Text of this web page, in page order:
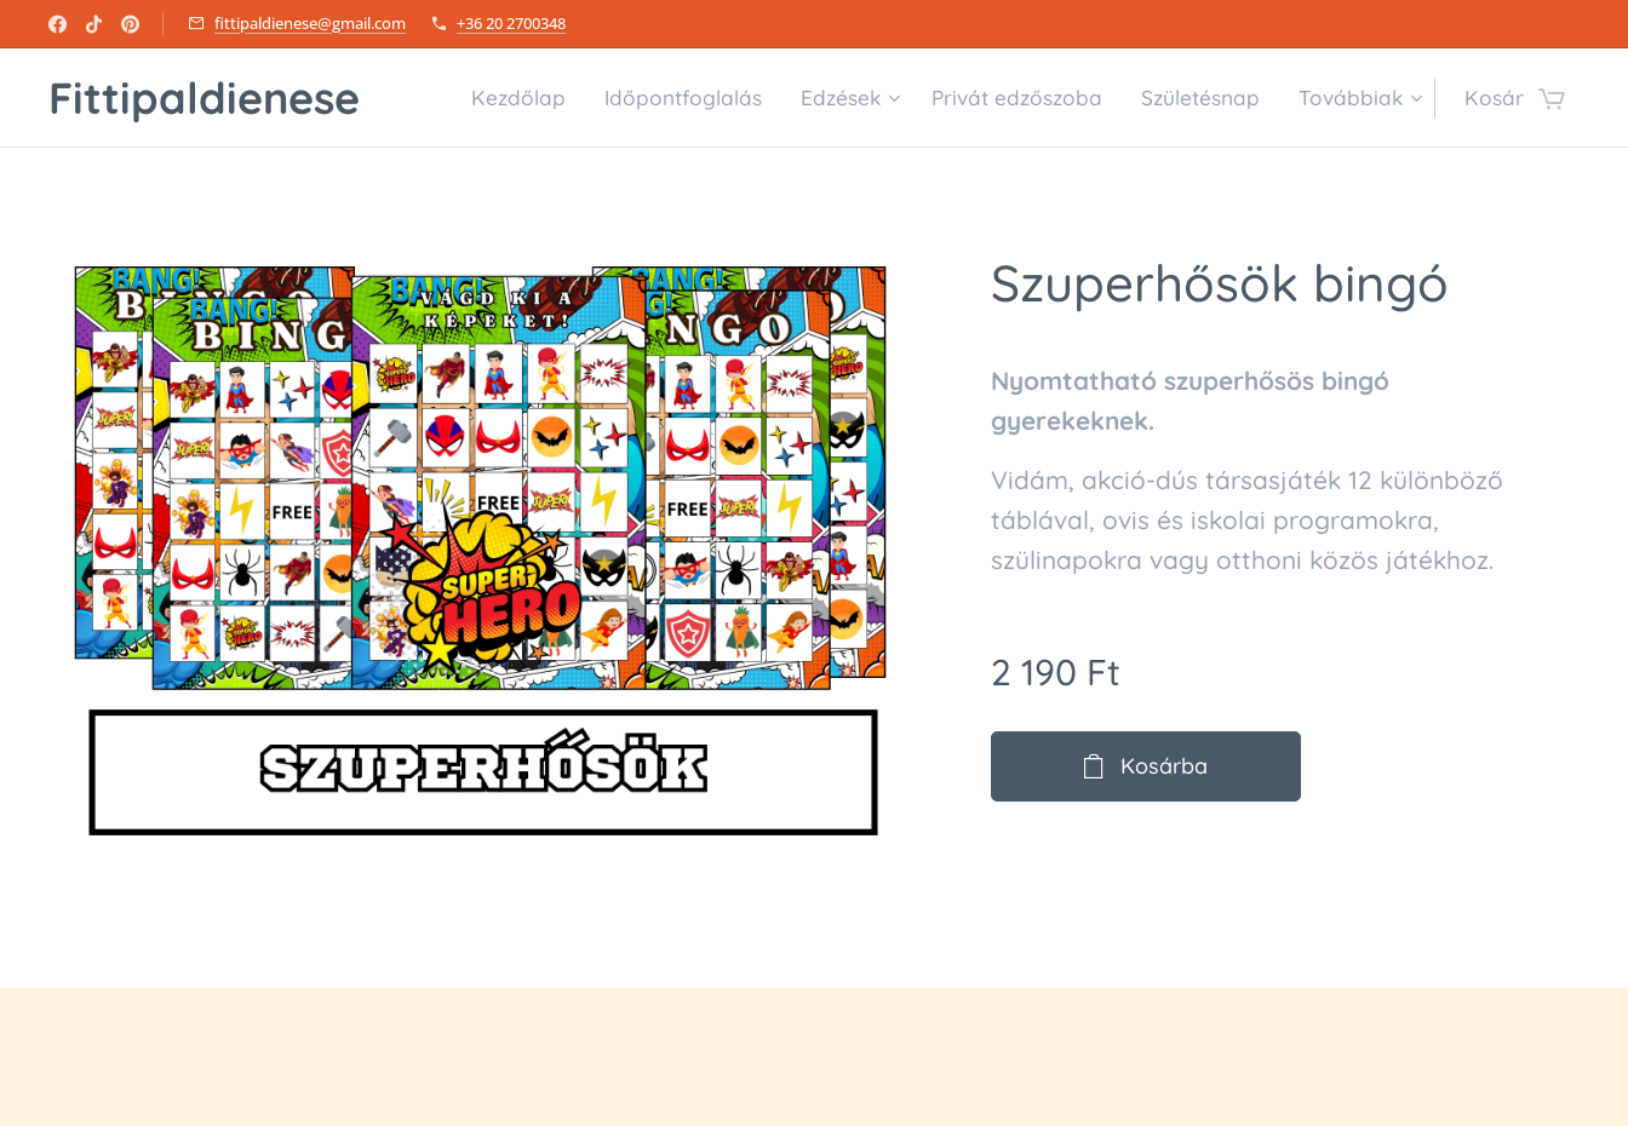
fittipaldienese@gmail.com +36 20 2700348
Fittipaldienese Kezdőlap Időpontfoglalás Edzések Privát edzőszoba Születésnap Továbbiak Kosár
Szuperhősök bingó
Nyomtatható szuperhősös bingó
gyerekeknek.
Vidám, akció-dús társasjáték 12 különböző
táblával, ovis és iskolai programokra,
szülinapokra vagy otthoni közös játékhoz.
2 190 Ft
Kosárba